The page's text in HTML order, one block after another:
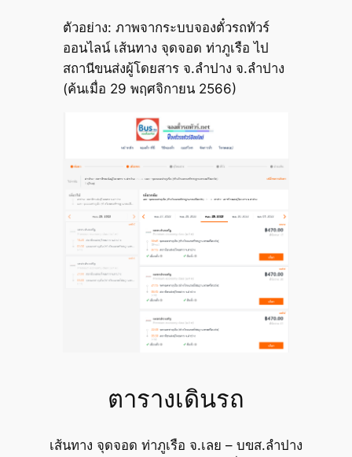
ตัวอย่าง: ภาพจากระบบจองตั๋วรถทัวร์
ออนไลน์ เส้นทาง จุดจอด ท่าภูเรือ ไป
สถานีขนส่งผู้โดยสาร จ.ลำปาง จ.ลำปาง
(ค้นเมื่อ 29 พฤศจิกายน 2566)
ตารางเดินรถ
เส้นทาง จุดจอด ท่าภูเรือ จ.เลย – บขส.ลำปาง